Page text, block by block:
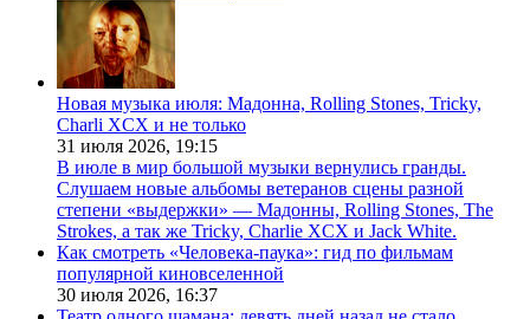
Новая музыка июля: Мадонна, Rolling Stones, Tricky,
Charli XCX и не только
31 июля 2026, 19:15
В июле в мир большой музыки вернулись гранды.
Слушаем новые альбомы ветеранов сцены разной
степени «выдержки» — Мадонны, Rolling Stones, The
Strokes, а так же Tricky, Charlie XCX и Jack White.
Как смотреть «Человека-паука»: гид по фильмам
популярной киновселенной
30 июля 2026, 16:37